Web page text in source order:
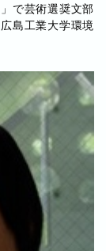
で芸術選奨文部
島工業大学環境